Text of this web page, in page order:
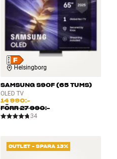
Helsingborg
SAMSUNG S90F (65 TUMS)
OLED TV
14 990:-
FÖRR27 990:-
34
OUTLET - SPARA 13%